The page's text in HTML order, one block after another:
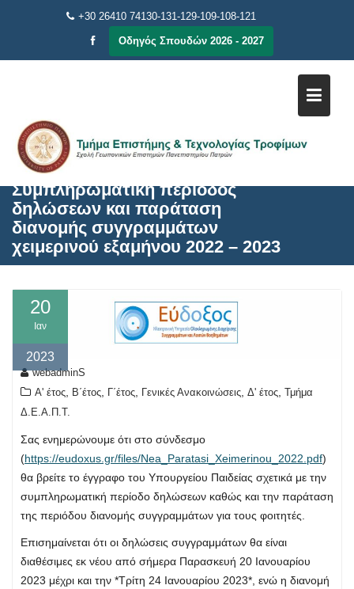
+30 26410 74130-131-129-109-108-121
Οδηγός Σπουδών 2026 - 2027
Συμπληρωματική περίοδος
δηλώσεων και παράταση
διανομής συγγραμμάτων
χειμερινού εξαμήνου 2022 – 2023
20
Ιαν
2023
webadminS
Α' έτος
Β΄έτος Γ΄έτος Γενικές Ανακοινώσεις Δ' έτος Τμήμα
Δ.Ε.Α.Π.Τ.
Σας ενημερώνουμε ότι στο σύνδεσμο
(https://eudoxus.gr/files/Nea_Paratasi_Xeimerinou_2022.pdf)
θα βρείτε το έγγραφο του Υπουργείου Παιδείας σχετικά με την
συμπληρωματική περίοδο δηλώσεων καθώς και την παράταση
της περιόδου διανομής συγγραμμάτων για τους φοιτητές.
Επισημαίνεται ότι οι δηλώσεις συγγραμμάτων θα είναι
διαθέσιμες εκ νέου από σήμερα Παρασκευή 20 Ιανουαρίου
2023 μέχρι και την *Τρίτη 24 Ιανουαρίου 2023*, ενώ η διανομή